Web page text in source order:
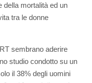
della mortalità ed un
tra le donne
sembrano aderire
studio condotto su un
il 38% degli uomini